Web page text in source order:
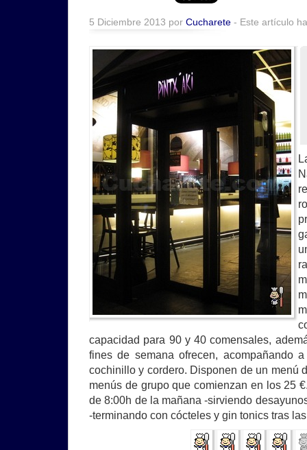
5 Diciembre 2013 por Cucharete - Este artículo
capacidad para 90 y 40 comensales,
fines de semana ofrecen, acompañando
cochinillo y cordero. Disponen de un menú
menús de grupo que comienzan en los 25
de 8:00h de la mañana -sirviendo
-terminando con cócteles y gin tonics tras